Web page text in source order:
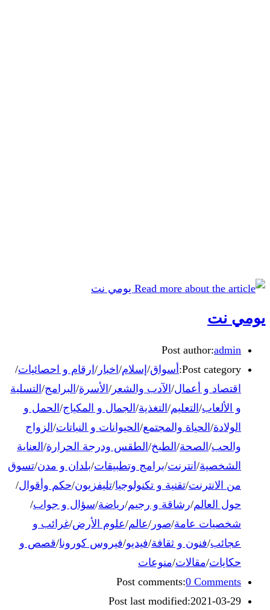
يومي نت
Post author:admin
Post category: أسواق/ إسلام/ اخبار / ارقام و احصائيات/
اقتصاد و أعمال/ الآدب والشعر / الأسرة/ البرامج/ التسلية
و الألعاب/ التعليم/ التغذية/ الجمال و المكياج/ الحمل و
الولادة/ الحياة والمجتمع/ الحيوانات و النباتات/ الزواج
والحب/ الصحة/ الطبخ/ الطقس ودرجة الحرارة/ العناية
الشخصية/ انترنت/برامج وتطبيقات/بلدان و مدن/تسوق
من الانترنت/تقنية و تكنولوجيا/تليفزيون/حكم وأقوال/
حول العالم/رشاقة و رجيم/رياضة/سؤال و جواب/
شخصيات عامة/صور /عالم/علوم الأرض/غرائب و
عجائب/فنون و ثقافة/فيديو/فيروس كورونا/قصص و
حكايات/مقالات/منوعات
Post comments:0 Comments
Post last modified:2021-03-29